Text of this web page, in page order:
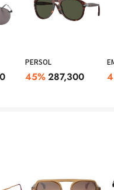
PERSOL
45%287,300